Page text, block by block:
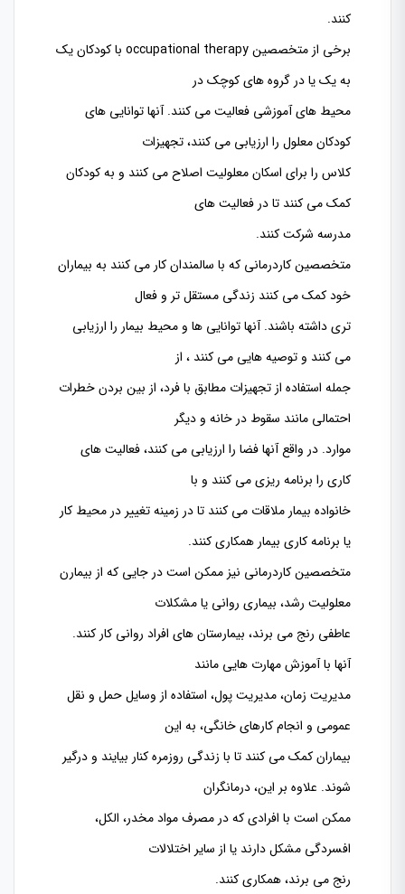
کنند.
برخی از متخصصینoccupational therapy با کودکان یک
به یک یا در گروه های کوچک در
محیط های آموزشی فعالیت می کنند. آنها توانایی های
کودکان معلول را ارزیابی می کنند، تجهیزات
کلاس را برای اسکان معلولیت اصلاح می کنند و به کودکان
کمک می کنند تا در فعالیت های
مدرسه شرکت کنند.
متخصصینکاردرمانی که با سالمندان کار می کنند به بیماران
خود کمک می کنند زندگی مستقل تر و فعال
تری داشته باشند. آنها توانایی ها و محیط بیمار را ارزیابی
می کنند و توصیه هایی می کنند ، از
جمله استفاده از تجهیزات مطابق با فرد، از بین بردن خطرات
احتمالی مانند سقوط در خانه و دیگر
موارد. در واقع آنها فضا را ارزیابی می کنند، فعالیت های
کاری را برنامه ریزی می کنند و با
خانواده بیمار ملاقات می کنند تا در زمینه تغییر در محیط کار
یا برنامه کاری بیمار همکاری کنند.
متخصصین کاردرمانی نیز ممکن است در جایی که از بیمارن
معلولیت رشد، بیماری روانی یا مشکلات
عاطفی رنج می برند، بیمارستان های افراد روانی کار کنند.
آنها با آموزش مهارت هایی مانند
مدیریت زمان، مدیریت پول، استفاده از وسایل حمل و نقل
عمومی و انجام کارهای خانگی، به این
بیماران کمک می کنند تا با زندگی روزمره کنار بیایند و درگیر
شوند. علاوه بر این، درمانگران
ممکن است با افرادی که در مصرف مواد مخدر، الکل،
افسردگی مشکل دارند یا از سایر اختلالات
رنج می برند، همکاری کنند.